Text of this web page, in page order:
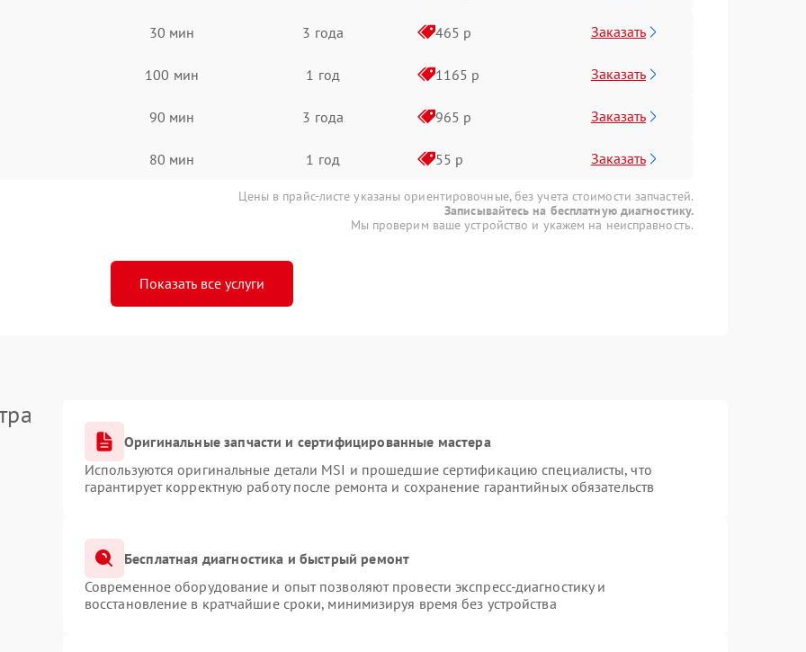
30 мин 3 года 465 р Заказать
100 мин 1 год 1165 р Заказать
90 мин 3 года 965 р Заказать
80 мин 1 год 55 р Заказать
Цены в прайс-листе указаны ориентировочные, без учета стоимости запчастей.
Записывайтесь на бесплатную диагностику.
Мы проверим ваше устройство и укажем на неисправность.
Показать все услуги
Оригинальные запчасти и сертифицированные мастера
Используются оригинальные детали MSI и прошедшие сертификацию специалисты, что
гарантирует корректную работу после ремонта и сохранение гарантийных обязательств
Бесплатная диагностика и быстрый ремонт
Современное оборудование и опыт позволяют провести экспресс-диагностику и
восстановление в кратчайшие сроки, минимизируя время без устройства